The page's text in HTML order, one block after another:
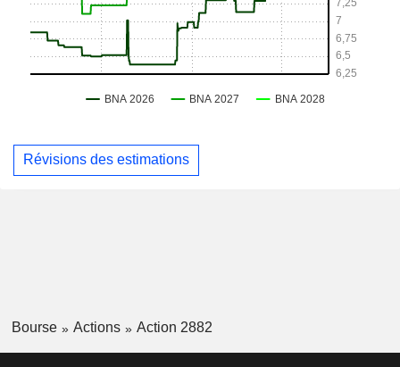
Révisions des estimations
Bourse Actions Action 2882